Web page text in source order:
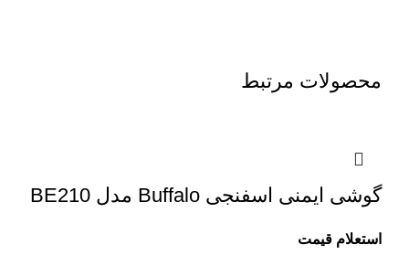
محصولات مرتبط
گوشی ایمنی اسفنجی Buffalo مدل BE210
استعلام قیمت